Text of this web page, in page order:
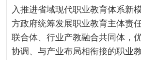
入推进省域现代职业教育体系新
方政府统筹发展职业教育主体责
联合体、行业产教融合共同体，
协调、与产业布局相衔接的职业